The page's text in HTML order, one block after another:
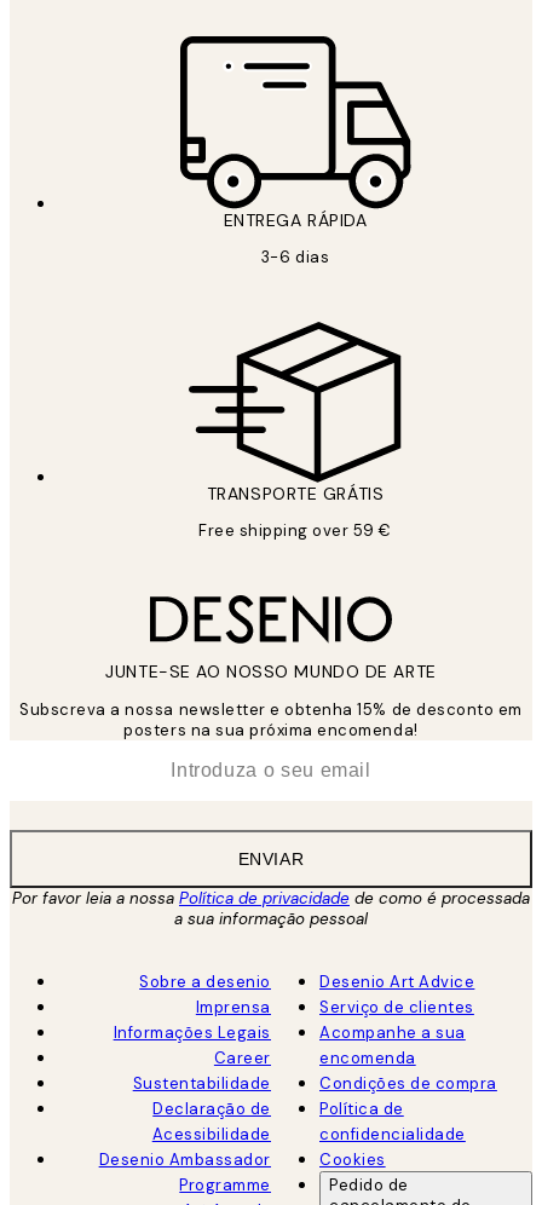
ENTREGA RÁPIDA
3-6 dias
TRANSPORTE GRÁTIS
Free shipping over 59 €
JUNTE-SE AO NOSSO MUNDO DE ARTE
Subscreva a nossa newsletter e obtenha 15% de desconto em
posters na sua próxima encomenda!
ENVIAR
Por favor leia a nossa Política de privacidade de como é processada
a sua informação pessoal
Sobre a desenio
Imprensa
Informações Legais
Career
Sustentabilidade
Declaração de
Acessibilidade
Desenio Ambassador
Programme
Desenio Art Advice
Serviço de clientes
Acompanhe a sua
encomenda
Condições de compra
Política de
confidencialidade
Cookies
Pedido de